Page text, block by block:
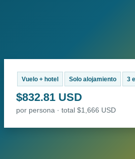
Vuelo + hotel Solo alojamiento 3
$832.81 USD
por persona · total $1,666 USD